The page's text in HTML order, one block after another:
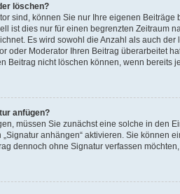
löschen?
sind, können Sie nur Ihre eigenen
ist dies nur für einen begrenzten Zeitraum
Es wird sowohl die Anzahl als auch
oder Moderator Ihren Beitrag überarbeitet
Beitrag nicht löschen können, wenn bereits
anfügen?
müssen Sie zunächst eine solche in den
anhängen“ aktivieren. Sie
dennoch ohne Signatur verfassen